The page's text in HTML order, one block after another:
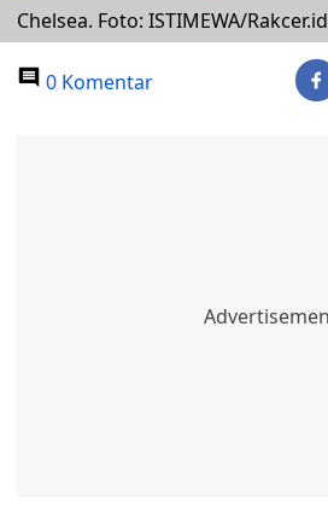
Chelsea. Foto: ISTIMEWA/Rakcer.id
0 Komentar